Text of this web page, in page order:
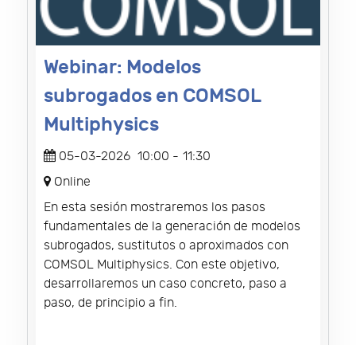
Webinar: Modelos
subrogados en COMSOL
Multiphysics
05-03-2026 10:00 - 11:30
Online
En esta sesión mostraremos los pasos
fundamentales de la generación de modelos
subrogados, sustitutos o aproximados con
COMSOL Multiphysics. Con este objetivo,
desarrollaremos un caso concreto, paso a
paso, de principio a fin.